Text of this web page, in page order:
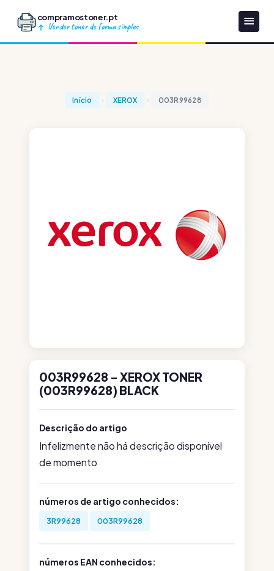
compramostoner.pt
Vender toner de forma simples
Início XEROX 003R99628
003R99628 - XEROX TONER
(003R99628) BLACK
Descrição do artigo
Infelizmente não há descrição disponível
de momento
números de artigo conhecidos:
3R99628 003R99628
números EAN conhecidos: